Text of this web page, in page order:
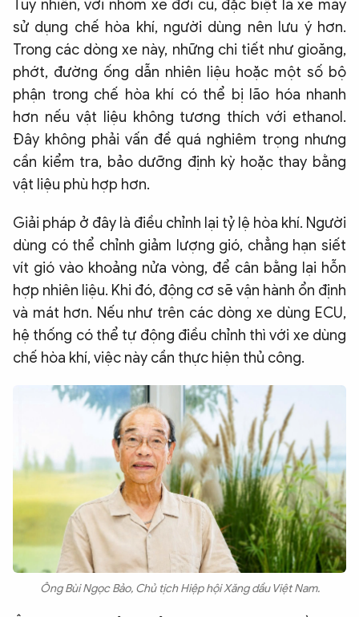
Tuy nhiên, với nhóm xe đời cũ, đặc biệt là xe máy
sử dụng chế hòa khí, người dùng nên lưu ý hơn.
Trong các dòng xe này, những chi tiết như gioăng,
phớt, đường ống dẫn nhiên liệu hoặc một số bộ
phận trong chế hòa khí có thể bị lão hóa nhanh
hơn nếu vật liệu không tương thích với ethanol.
Đây không phải vấn đề quá nghiêm trọng nhưng
cần kiểm tra, bảo dưỡng định kỳ hoặc thay bằng
vật liệu phù hợp hơn.
Giải pháp ở đây là điều chỉnh lại tỷ lệ hòa khí. Người
dùng có thể chỉnh giảm lượng gió, chẳng hạn siết
vít gió vào khoảng nửa vòng, để cân bằng lại hỗn
hợp nhiên liệu. Khi đó, động cơ sẽ vận hành ổn định
và mát hơn. Nếu như trên các dòng xe dùng ECU,
hệ thống có thể tự động điều chỉnh thì với xe dùng
chế hòa khí, việc này cần thực hiện thủ công.
Ông Bùi Ngọc Bảo, Chủ tịch Hiệp hội Xăng dầu Việt Nam.